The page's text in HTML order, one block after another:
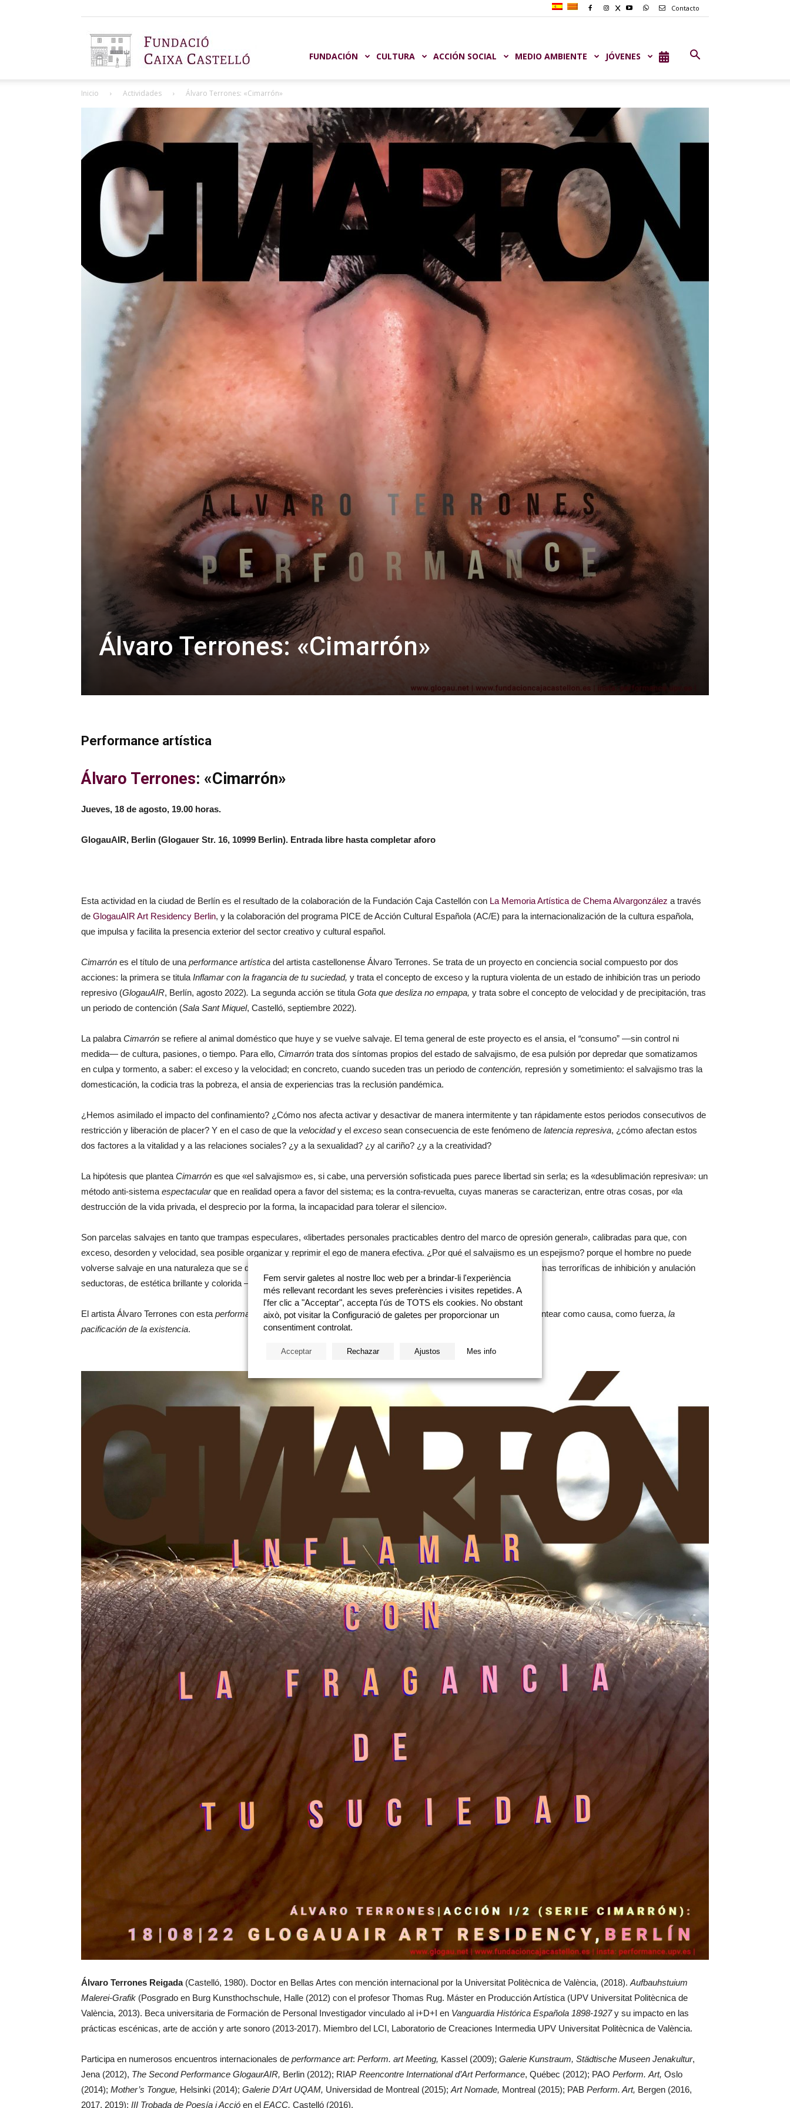
Contacto
Caja
Castellón
FUNDACIÓN CULTURA ACCIÓN SOCIAL MEDIO AMBIENTE JÓVENES
Inicio Actividades Álvaro Terrones: «Cimarrón»
Álvaro Terrones: «Cimarrón»
Performance artística
Álvaro Terrones: «Cimarrón»
Jueves, 18 de agosto, 19.00 horas.
GlogauAIR, Berlin (Glogauer Str. 16, 10999 Berlin). Entrada libre hasta completar aforo
Esta actividad en la ciudad de Berlín es el resultado de la colaboración de la Fundación Caja Castellón con La Memoria Artística de Chema Alvargonzález a través
de GlogauAIR Art Residency Berlin, y la colaboración del programa PICE de Acción Cultural Española (AC/E) para la internacionalización de la cultura española,
que impulsa y facilita la presencia exterior del sector creativo y cultural español.
Cimarrón es el título de una performance artística del artista castellonense Álvaro Terrones. Se trata de un proyecto en conciencia social compuesto por dos
acciones: la primera se titula Inflamar con la fragancia de tu suciedad, y trata el concepto de exceso y la ruptura violenta de un estado de inhibición tras un periodo
represivo (GlogauAIR, Berlín, agosto 2022). La segunda acción se titula Gota que desliza no empapa, y trata sobre el concepto de velocidad y de precipitación, tras
un periodo de contención (Sala Sant Miquel, Castelló, septiembre 2022).
La palabra Cimarrón se refiere al animal doméstico que huye y se vuelve salvaje. El tema general de este proyecto es el ansia, el “consumo” —sin control ni
medida— de cultura, pasiones, o tiempo. Para ello, Cimarrón trata dos síntomas propios del estado de salvajismo, de esa pulsión por depredar que somatizamos
en culpa y tormento, a saber: el exceso y la velocidad; en concreto, cuando suceden tras un periodo de contención, represión y sometimiento: el salvajismo tras la
domesticación, la codicia tras la pobreza, el ansia de experiencias tras la reclusión pandémica.
¿Hemos asimilado el impacto del confinamiento? ¿Cómo nos afecta activar y desactivar de manera intermitente y tan rápidamente estos periodos consecutivos de
restricción y liberación de placer? Y en el caso de que la velocidady el exceso sean consecuencia de este fenómeno de latencia represiva, ¿cómo afectan estos
dos factores a la vitalidad y a las relaciones sociales? ¿y a la sexualidad? ¿y al cariño? ¿y a la creatividad?
La hipótesis que plantea Cimarrón es que «el salvajismo» es, si cabe, una perversión sofisticada pues parece libertad sin serla; es la «desublimación represiva»: un
método anti-sistema espectacularque en realidad opera a favor del sistema; es la contra-revuelta, cuyas maneras se caracterizan, entre otras cosas, por «la
destrucción de la vida privada, el desprecio por la forma, la incapacidad para tolerar el silencio».
Son parcelas salvajes en tanto que trampas especulares, «libertades personales practicables dentro del marco de opresión general», calibradas para que, con
exceso, desorden y velocidad, sea posible organizar y reprimir el ego de manera efectiva. ¿Por qué el salvajismo es un espejismo? porque el hombre no puede
volverse salvaje en una naturaleza que se dice dominada, sometida, maltratada. Por otro lado, menos sutiles son las formas terroríficas de inhibición y anulación
seductoras, de estética brillante y colorida —la felicidad es un concepto terrorífico—.
El artista Álvaro Terrones con esta performanceen dos actos propone estimular la intuición y la simpatía, además de plantear como causa, como fuerza, la
pacificación de la existencia.
Álvaro Terrones Reigada (Castelló, 1980). Doctor en Bellas Artes con mención internacional por la Universitat Politècnica de València, (2018). Aufbauhstuium
Malerei-Grafik (Posgrado en Burg Kunsthochschule, Halle (2012) con el profesor Thomas Rug. Máster en Producción Artística (UPV Universitat Politècnica de
València, 2013). Beca universitaria de Formación de Personal Investigador vinculado al i+D+I en Vanguardia Histórica Española 1898-1927y su impacto en las
prácticas escénicas, arte de acción y arte sonoro (2013-2017). Miembro del LCI, Laboratorio de Creaciones Intermedia UPV Universitat Politècnica de València.
Participa en numerosos encuentros internacionales de performance art: Perform. art Meeting, Kassel (2009); Galerie Kunstraum, Städtische Museen Jenakultur,
Jena (2012), The Second Performance GlogaurAIR, Berlin (2012); RIAP Reencontre International d’Art Performance, Québec (2012); PAO Perform. Art, Oslo
(2014); Mother’s Tongue, Helsinki (2014); Galerie D’Art UQAM, Universidad de Montreal (2015); Art Nomade, Montreal (2015); PAB Perform. Art, Bergen (2016,
2017, 2019); III Trobada de Poesía i Acció en el EACC, Castelló (2016).
Fem servir galetes al nostre lloc web per a brindar-li l'experiència
més rellevant recordant les seves preferències i visites repetides. A
l'fer clic a "Acceptar", accepta l'ús de TOTS els cookies. No obstant
això, pot visitar la Configuració de galetes per proporcionar un
consentiment controlat.
Acceptar Rechazar Ajustos Mes info